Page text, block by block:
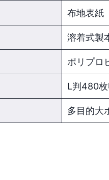
布地表紙
溶着式製
ポリプロ
L判480
多目的大